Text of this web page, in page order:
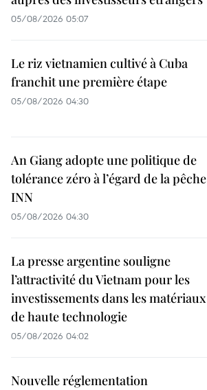
05/08/2026 05:07
Le riz vietnamien cultivé à Cuba
franchit une première étape
05/08/2026 04:30
An Giang adopte une politique de
tolérance zéro à l’égard de la pêche
INN
05/08/2026 04:30
La presse argentine souligne
l’attractivité du Vietnam pour les
investissements dans les matériaux
de haute technologie
05/08/2026 04:02
Nouvelle réglementation